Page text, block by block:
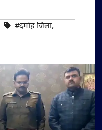
#दमोह जिला,